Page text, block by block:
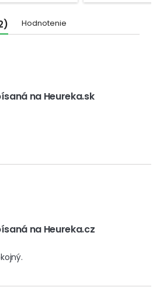
Hodnotenie
na Heureka.sk
na Heureka.cz